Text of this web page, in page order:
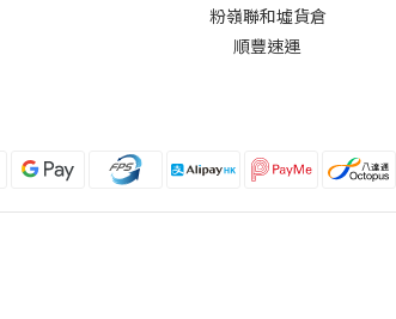
粉嶺聯和墟貨倉
順豐速運